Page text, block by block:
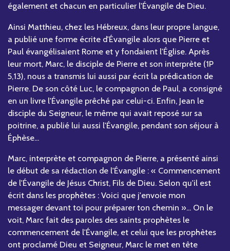
également et chacun en particulier l'Évangile de Dieu.
Ainsi Matthieu, chez les Hébreux, dans leur propre langue,
a publié une forme écrite d'Évangile alors que Pierre et
Paul évangélisaient Rome et y fondaient l'Église. Après
leur mort, Marc, le disciple de Pierre et son interprète (1P
5,13), nous a transmis lui aussi par écrit la prédication de
Pierre. De son côté Luc, le compagnon de Paul, a consigné
en un livre l'Évangile prêché par celui-ci. Enfin, Jean le
disciple du Seigneur, le même qui avait reposé sur sa
poitrine, a publié lui aussi l'Évangile, pendant son séjour à
Éphèse...
Marc, interprète et compagnon de Pierre, a présenté ainsi
le début de sa rédaction de l'Évangile : « Commencement
de l'Évangile de Jésus Christ, Fils de Dieu. Selon qu'il est
écrit dans les prophètes : Voici que j'envoie mon
messager devant toi pour préparer ton chemin »... On le
voit, Marc fait des paroles des saints prophètes le
commencement de l'Évangile, et celui que les prophètes
ont proclamé Dieu et Seigneur, Marc le met en tête